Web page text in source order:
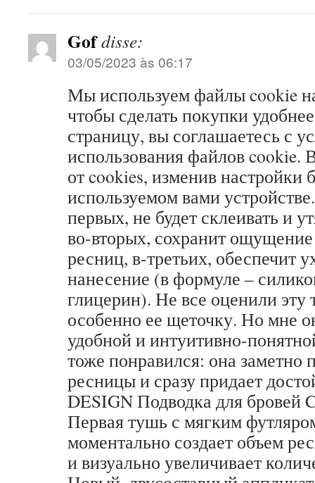
Gofdisse:
03/05/2023 às 06:17
Мы используем файлы cookie
чтобы сделать покупки
страницу, вы соглашаетесь с
использования файлов cookie.
от cookies, изменив настройки
используемом вами
первых, не будет склеивать и
во-вторых, сохранит
ресниц, в-третьих, обеспечит
нанесение (в формуле –
глицерин). Не все оценили
особенно ее щеточку. Но мне
удобной и интуитивно-
тоже понравился: она заметно
ресницы и сразу придает
DESIGN Подводка для бровей
Первая тушь с мягким
моментально создает объем
и визуально увеличивает